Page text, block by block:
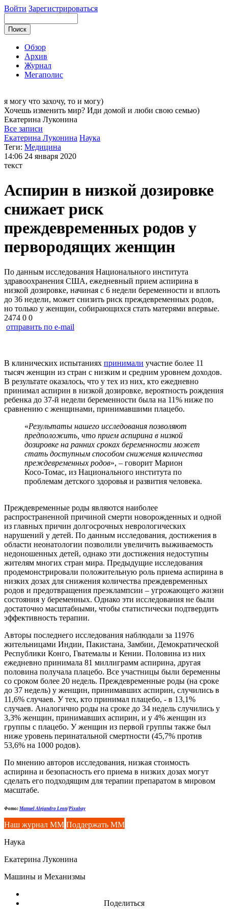
Войти Зарегистрироваться
Обзор
Архив
Журнал
Мегаполис
я могу что захочу, то и могу)
Хочешь изменить мир? Иди домой и люби свою семью)
Екатерина Луконина
Все записи
Екатерина Луконина Наука
Теги: Медицина
14:06 24 января 2020
текст
Аспирин в низкой дозировке
снижает риск
преждевременных родов у
первородящих женщин
По данным исследования Национального института
здравоохранения США, ежедневный прием аспирина в
низкой дозировке, начиная с 6 недели беременности и вплоть
до 36 недели, может снизить риск преждевременных родов,
но только у женщин, собирающихся стать матерями впервые.
2474 0 0
отправить по e-mail
В клинических испытаниях принимали участие более 11
тысяч женщин из стран с низким и средним уровнем доходов.
В результате оказалось, что у тех из них, кто ежедневно
принимал аспирин в низкой дозировке, вероятность рождения
ребенка до 37-й недели беременности была на 11% ниже по
сравнению с женщинами, принимавшими плацебо.
«Результаты нашего исследования позволяют
предположить, что прием аспирина в низкой
дозировке на ранних сроках беременности может
стать доступным способом снижения количества
преждевременных родов», – говорит Марион
Косо-Томас, из Национального института по
проблемам детского здоровья и развития человека.
Преждевременные роды являются наиболее
распространенной причиной смерти новорожденных и одной
из главных причин долгосрочных неврологических
нарушений у детей. По данным исследования, достижения в
области неонатологии позволили увеличить выживаемость
недоношенных детей, однако эти достижения недоступны
жителям многих стран мира. Предыдущие исследования
продемонстрировали положительную роль приема аспирина в
низких дозах для снижения количества преждевременных
родов и предотвращения преэклампсии – угрожающего жизни
состояния у беременных. Однако эти исследования не были
достаточно масштабными, чтобы статистически подтвердить
эффективность терапии.
Авторы последнего исследования наблюдали за 11976
жительницами Индии, Пакистана, Замбии, Демократической
Республики Конго, Гватемалы и Кении. Половина из них
ежедневно принимала 81 миллиграмм аспирина, другая
половина получала плацебо. Все участницы были беременны
со сроком более 20 недель. Преждевременные роды (на сроке
до 37 недель) у женщин, принимавших аспирин, случились в
11,6% случаев. У тех, кто принимал плацебо, - в 13,1%
случаев. Аналогично роды на сроке до 34 недель случились у
3,3% женщин, принимавших аспирин, и у 4% женщин из
группы с плацебо. У женщин из первой группы также был
ниже уровень перинатальной смертности (45,7% против
53,6% на 1000 родов).
По мнению авторов исследования, низкая стоимость
аспирина и безопасность его приема в низких дозах могут
сделать его подходящим для терапии препаратом в мировом
масштабе.
Фото: Manuel Alejandro Leon/Pixabay
Наш журнал ММ Поддержать ММ
Наука
Екатерина Луконина
Машины и Механизмы
Поделиться